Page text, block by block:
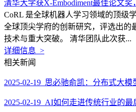
清华大学获X-Embodiment最佳论文奖
CoRL 是全球机器人学习领域的顶级
全球顶尖学府的创新研究，评选出的
技术与重大突破。 清华团队此次获...
详细信息 >
相关新闻
2025-02-19 思必驰俞凯：分布式大模
2025-02-19 AI如何走进传统行业的最